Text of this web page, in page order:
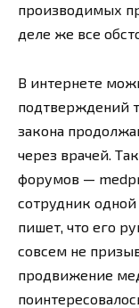
производимых
деле же все
В интернете
подтверждений
закона
через врачей.
форумов —
сотрудник
пишет, что его
совсем не
продвижение